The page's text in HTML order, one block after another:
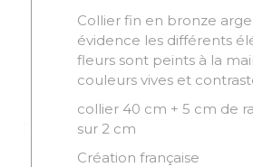
Collier fin en bronze
évidence les différents
fleurs sont peints à la
couleurs vives et
collier 40 cm + 5
sur 2 cm
Création française